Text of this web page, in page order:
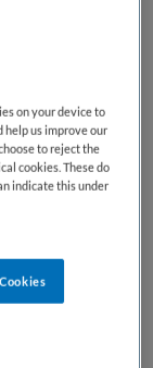
welzijn
on your device to
help us improve our
to reject the
cookies. These do
indicate this under